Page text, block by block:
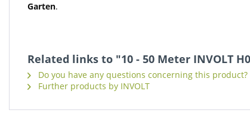
Garten.
Related links to "10 - 50 Meter INVOLT
Do you have any questions concerning this product?
Further products by INVOLT